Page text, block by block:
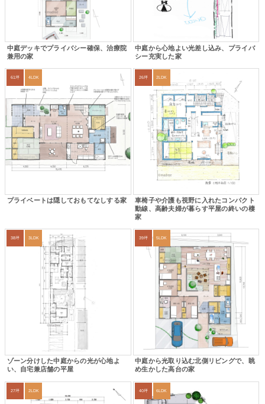
中庭デッキでプライバシー確保、治療院
兼用の家
中庭から心地よい光差し込み、プライバ
シー充実した家
61坪 4LDK
プライベートは隠しておもてなしする家
26坪 2LDK
車椅子や介護も視野に入れたコンパクト
動線、高齢夫婦が暮らす平屋の終いの棲
家
38坪 3LDK
ゾーン分けした中庭からの光が心地よ
い、自宅兼店舗の平屋
39坪 5LDK
中庭から光取り込む北側リビングで、眺
め生かした高台の家
27坪 2LDK 40坪 6LDK